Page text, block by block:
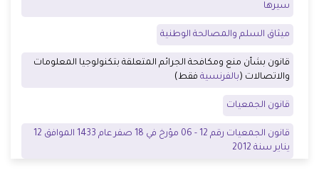
سيرها
ميثاق السلم والمصالحة الوطنية
قانون بشأن منع ومكافحة الجرائم المتعلقة بتكنولوجيا المعلومات
والاتصالات (بالفرنسية فقط)
قانون الجمعيات
قانون الجمعيات رقم 12 - 06 مؤرخ في 18 صفر عام 1433 الموافق 12
يناير سنة 2012